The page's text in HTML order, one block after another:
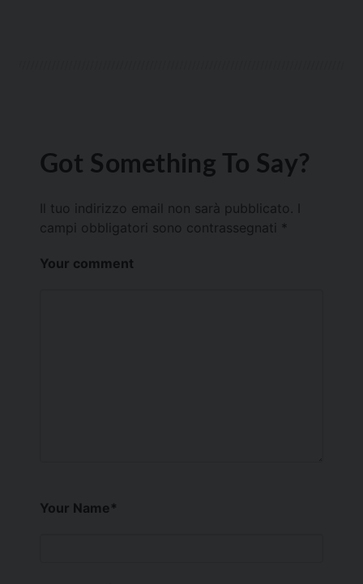
Got Something To Say?
Il tuo indirizzo email non sarà pubblicato.
campi obbligatori sono contrassegnati *
Your comment
Your Name*